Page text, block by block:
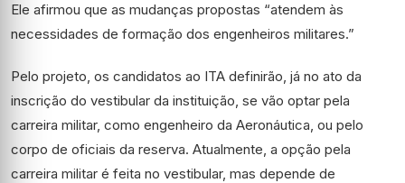
Ele afirmou que as mudanças propostas “atendem às
necessidades de formação dos engenheiros militares.”
Pelo projeto, os candidatos ao ITA definirão, já no ato da
inscrição do vestibular da instituição, se vão optar pela
carreira militar, como engenheiro da Aeronáutica, ou pelo
corpo de oficiais da reserva. Atualmente, a opção pela
carreira militar é feita no vestibular, mas depende de